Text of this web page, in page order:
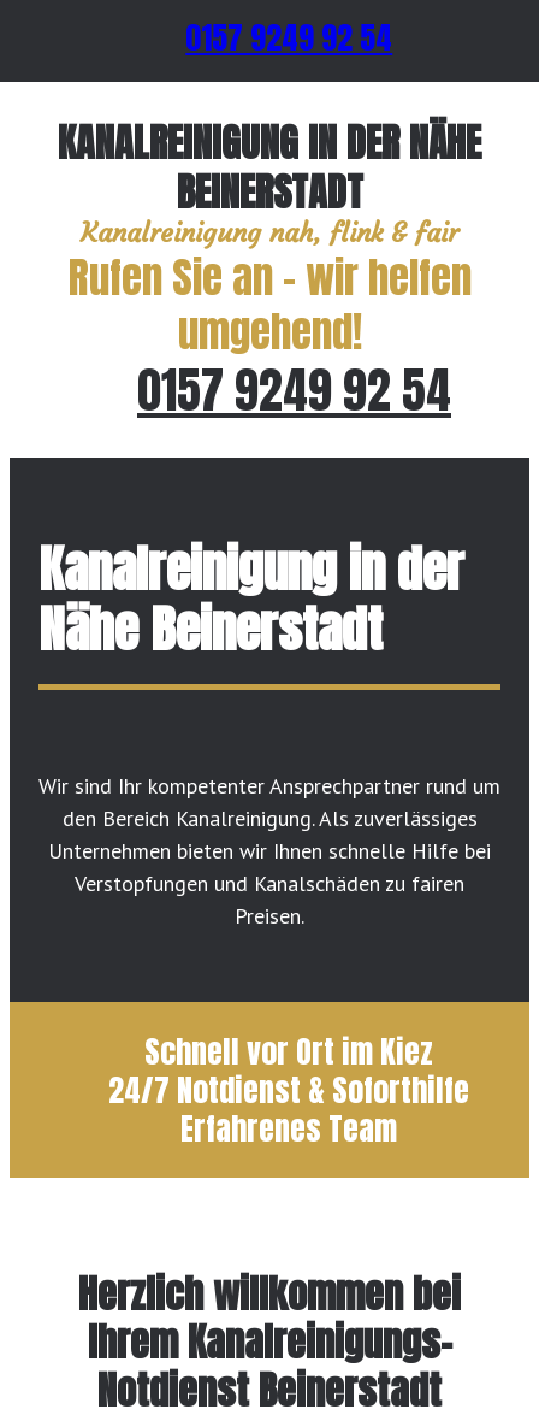
0157 9249 92 54
KANALREINIGUNG IN DER NÄHE
BEINERSTADT
Kanalreinigung nah, flink & fair
Rufen Sie an – wir helfen
umgehend!
0157 9249 92 54
Kanalreinigung in der
Nähe Beinerstadt
Wir sind Ihr kompetenter Ansprechpartner rund um
den Bereich Kanalreinigung. Als zuverlässiges
Unternehmen bieten wir Ihnen schnelle Hilfe bei
Verstopfungen und Kanalschäden zu fairen
Preisen.
Schnell vor Ort im Kiez
24/7 Notdienst & Soforthilfe
Erfahrenes Team
Herzlich willkommen bei
Ihrem Kanalreinigungs-
Notdienst Beinerstadt